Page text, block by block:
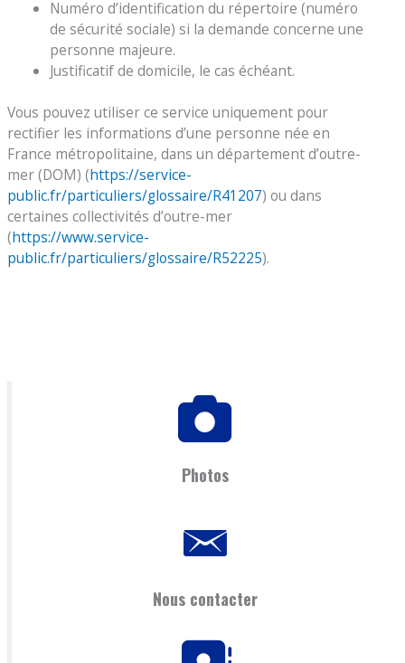
Numéro d’identification du répertoire (numéro
de sécurité sociale) si la demande concerne une
personne majeure.
Justificatif de domicile, le cas échéant.
Vous pouvez utiliser ce service uniquement pour
rectifier les informations d’une personne née en
France métropolitaine, dans un département d’outre-
mer (DOM) (https://service-
public.fr/particuliers/glossaire/R41207) ou dans
certaines collectivités d’outre-mer
(https://www.service-
public.fr/particuliers/glossaire/R52225).
Photos
Nous contacter